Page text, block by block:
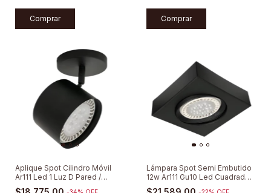
Comprar Comprar
Aplique Spot Cilindro Móvil
Ar111 Led 1 Luz D Pared /
Techo
Lámpara Spot Semi Embutido
12w Ar111 Gu10 Led Cuadrado
Móvil Sigma4 AR111